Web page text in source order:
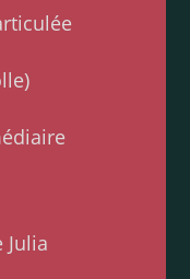
Julia